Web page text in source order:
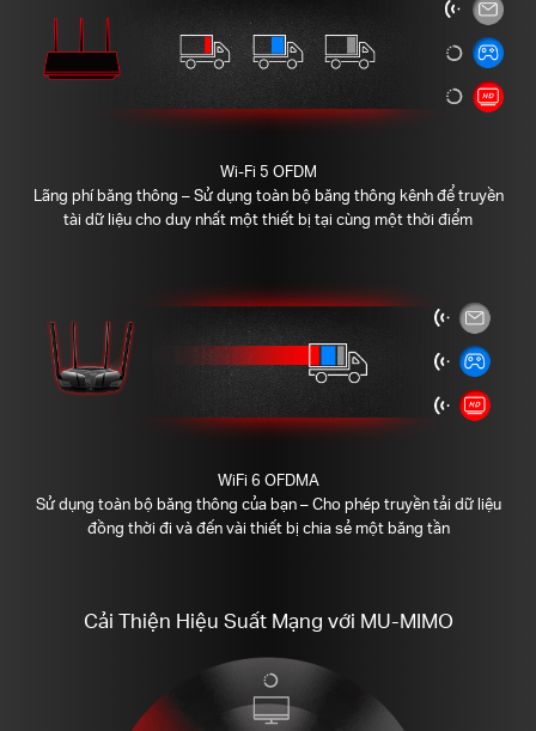
Wi-Fi 5 OFDM
Lãng phí băng thông – Sử dụng toàn bộ băng thông kênh để truyền
tài dữ liệu cho duy nhất một thiết bị tại cùng một thời điểm
WiFi 6 OFDMA
Sử dụng toàn bộ băng thông của bạn – Cho phép truyền tải dữ liệu
đồng thời đi và đến vài thiết bị chia sẻ một băng tần
Cải Thiện Hiệu Suất Mạng với MU-MIMO